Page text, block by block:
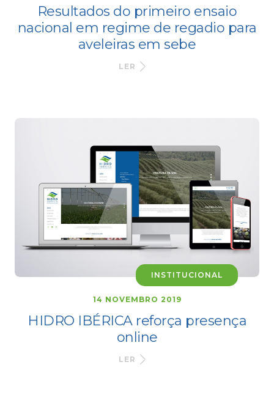
Resultados do primeiro ensaio
nacional em regime de regadio para
aveleiras em sebe
LER
INSTITUCIONAL
14 NOVEMBRO 2019
HIDRO IBÉRICA reforça presença
online
LER